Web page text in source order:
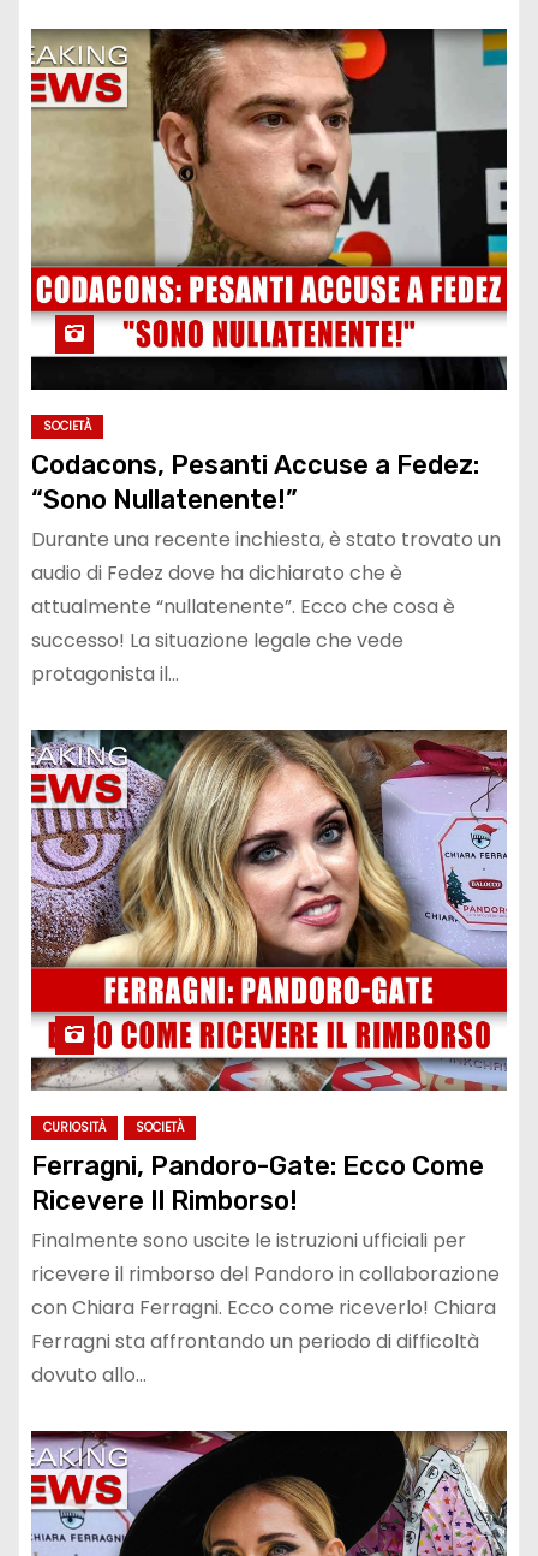
SOCIETÀ
Codacons, Pesanti Accuse a Fedez:
“Sono Nullatenente!”
Durante una recente inchiesta, è stato trovato un
audio di Fedez dove ha dichiarato che è
attualmente “nullatenente”. Ecco che cosa è
successo! La situazione legale che vede
protagonista il…
CURIOSITÀ SOCIETÀ
Ferragni, Pandoro-Gate: Ecco Come
Ricevere Il Rimborso!
Finalmente sono uscite le istruzioni ufficiali per
ricevere il rimborso del Pandoro in collaborazione
con Chiara Ferragni. Ecco come riceverlo! Chiara
Ferragni sta affrontando un periodo di difficoltà
dovuto allo…